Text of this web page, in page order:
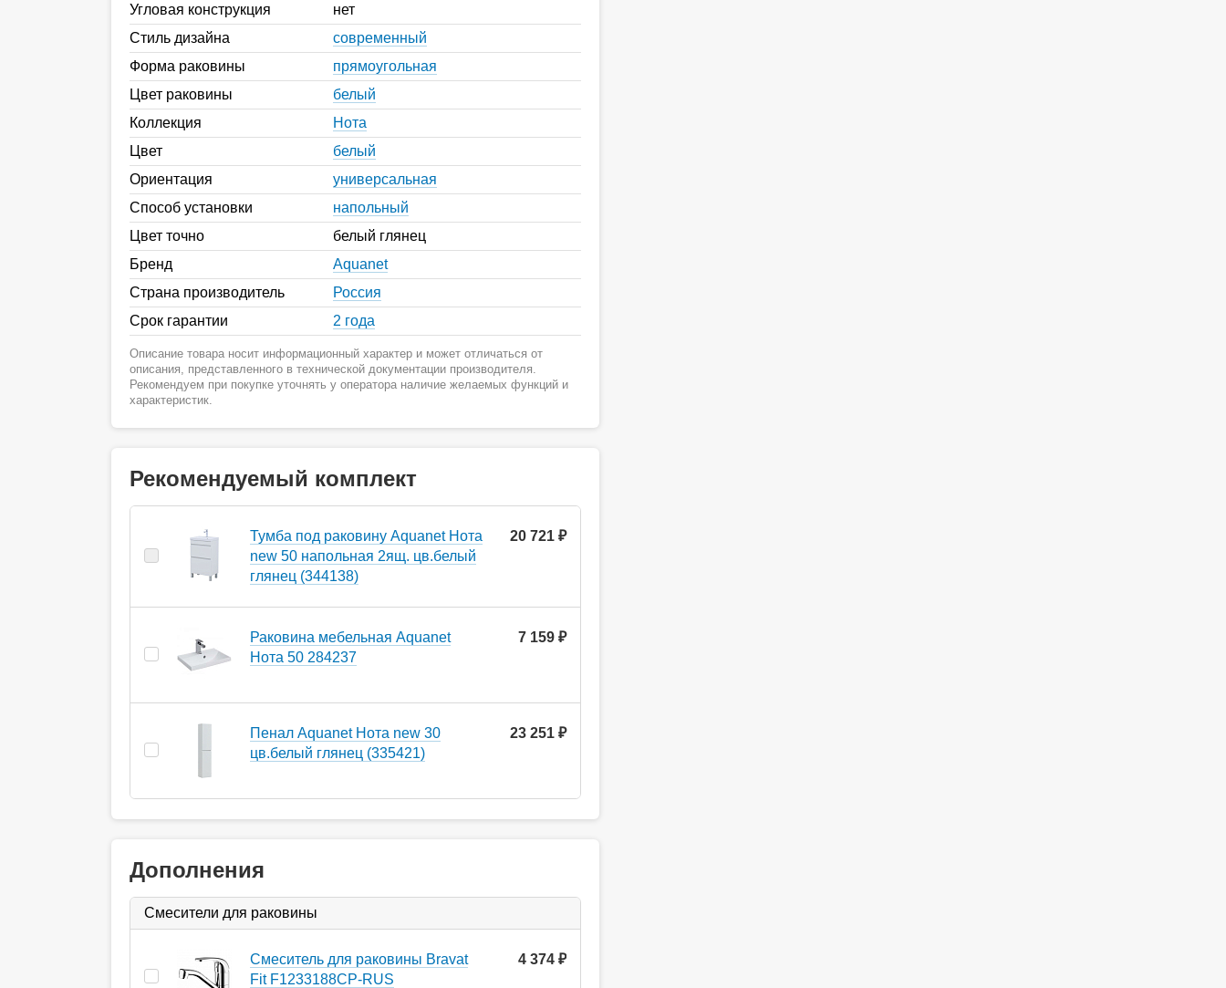
Угловая конструкция
нет
Стиль дизайна
современный
Форма раковины
прямоугольная
Цвет раковины
белый
Коллекция
Нота
Цвет
белый
Ориентация
универсальная
Способ установки
напольный
Цвет точно
белый глянец
Бренд
Aquanet
Страна производитель
Россия
Срок гарантии
2 года
Описание товара носит информационный характер и может отличаться от
описания, представленного в технической документации производителя.
Рекомендуем при покупке уточнять у оператора наличие желаемых функций и
характеристик.
Рекомендуемый комплект
Тумба под раковину Aquanet Нота
new 50 напольная 2ящ. цв.белый
глянец (344138)
20 721 ₽
Раковина мебельная Aquanet
Нота 50 284237
7 159 ₽
Пенал Aquanet Нота new 30
цв.белый глянец (335421)
23 251 ₽
Дополнения
Смесители для раковины
Смеситель для раковины Bravat
Fit F1233188CP-RUS
4 374